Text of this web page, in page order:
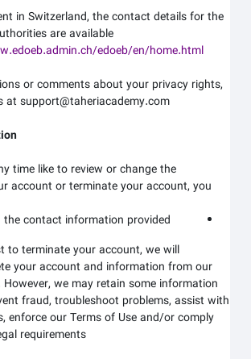
in Switzerland, the contact details for the
are available
edoeb/en/home.html
or comments about your privacy rights,
us atsupport@taheriacademy.com
time like to review or change the
account or terminate your account, you
the contact information provided.
to terminate your account, we will
your account and information from our
However, we may retain some information
fraud, troubleshoot problems, assist with
enforce our Terms of Use and/or comply
requirements.